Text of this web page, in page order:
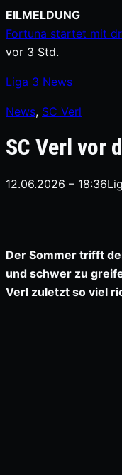
Zum
Inhalt
springen
EILMELDUNG
Fortuna startet mit
vor 3 Std.
Liga 3 News
News, SC Verl
SC Verl vor
12.06.2026 – 18:36
Der Sommer trifft
und schwer zu
Verl zuletzt so viel